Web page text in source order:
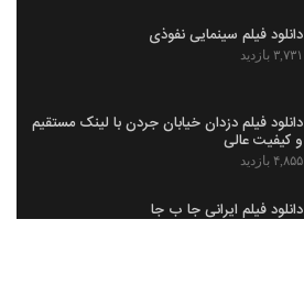
دانلود فیلم سینمایی نفوذی
۳,۷۳۱ بازدید
دانلود فیلم دزدان خیابان جردن با لینک مستقیم
و کیفیت عالی
۴,۸۵۵ بازدید
دانلود فیلم ایرانی جا ب جا